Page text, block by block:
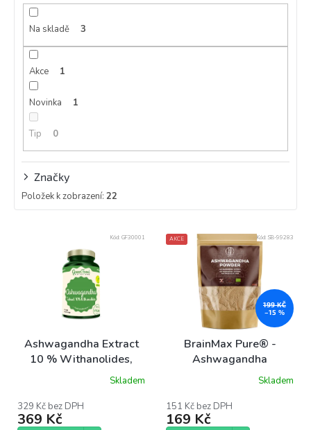
Na skladě 3
Akce 1
Novinka 1
Tip 0
Značky
Položek k zobrazení: 22
ů
Ashwagandha Extract
10 % Withanolides,
400mg, 90 kapslíSkladem
329 Kč bez DPH
369 Kč
Kód: GF30001 AKCE
199 KČ
–15 %
BrainMax Pure® -
Ashwagandha
(ašvaganda) prášek, BIO,
Skladem
151 Kč bez DPH
169 Kč
Kód: SB-99283